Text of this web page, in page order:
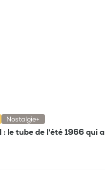
Nostalgie+
: le tube de l'été 1966 qui a